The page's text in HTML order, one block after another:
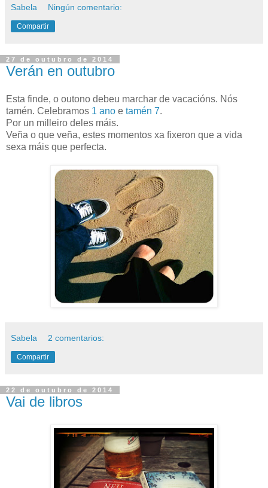
Sabela Ningún comentario:
Compartir
27 de outubro de 2014
Verán en outubro
Esta finde, o outono debeu marchar de vacacións. Nós
tamén. Celebramos 1 ano e tamén 7.
Por un milleiro deles máis.
Veña o que veña, estes momentos xa fixeron que a vida
sexa máis que perfecta.
Sabela 2 comentarios:
Compartir
22 de outubro de 2014
Vai de libros